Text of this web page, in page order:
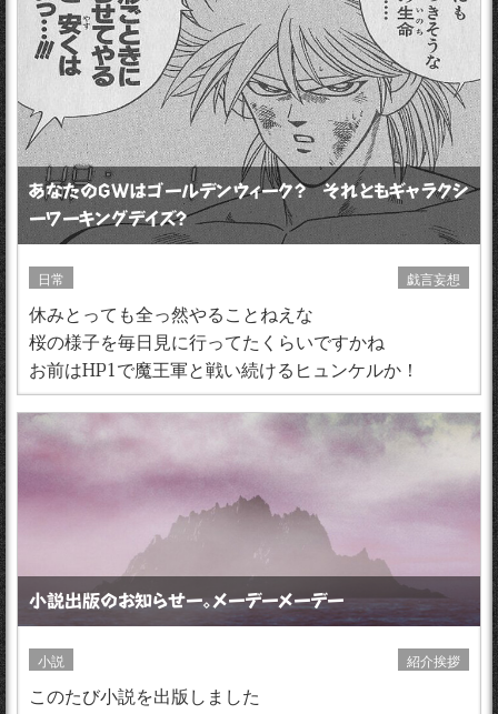
あなたのGWはゴールデンウィーク？ それともギャラクシ
ーワーキングデイズ？
日常 戯言妄想
休みとっても全っ然やることねえな
桜の様子を毎日見に行ってたくらいですかね
お前はHP1で魔王軍と戦い続けるヒュンケルか！
小説出版のお知らせー。メーデーメーデー
小説 紹介挨拶
このたび小説を出版しました